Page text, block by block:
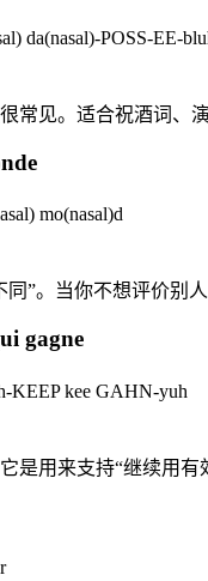
da(nasal)-POSS-EE-
常见。适合祝酒词、
mo(nasal)d
”。当你不想评价别人
gagne
KEEP kee GAHN-yuh
是用来支持“继续用有